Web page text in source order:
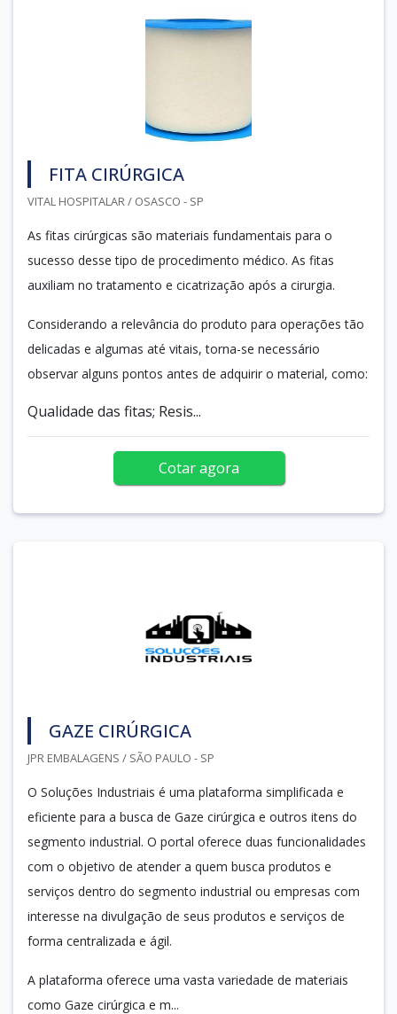
FITA CIRÚRGICA
VITAL HOSPITALAR / OSASCO - SP
As fitas cirúrgicas são materiais fundamentais para o
sucesso desse tipo de procedimento médico. As fitas
auxiliam no tratamento e cicatrização após a cirurgia.
Considerando a relevância do produto para operações tão
delicadas e algumas até vitais, torna-se necessário
observar alguns pontos antes de adquirir o material, como:
Qualidade das fitas; Resis...
Cotar agora
GAZE CIRÚRGICA
JPR EMBALAGENS / SÃO PAULO - SP
O Soluções Industriais é uma plataforma simplificada e
eficiente para a busca de Gaze cirúrgica e outros itens do
segmento industrial. O portal oferece duas funcionalidades
com o objetivo de atender a quem busca produtos e
serviços dentro do segmento industrial ou empresas com
interesse na divulgação de seus produtos e serviços de
forma centralizada e ágil.
A plataforma oferece uma vasta variedade de materiais
como Gaze cirúrgica e m...